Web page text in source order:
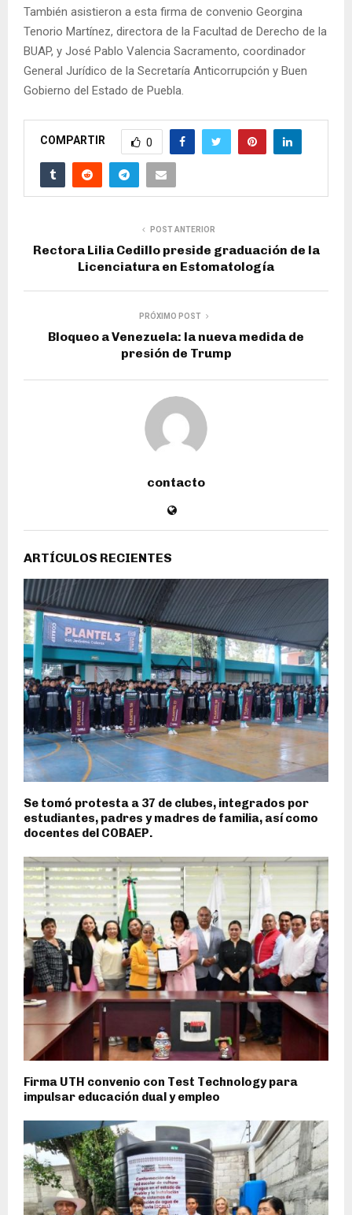
También asistieron a esta firma de convenio Georgina
Tenorio Martínez, directora de la Facultad de Derecho de la
BUAP, y José Pablo Valencia Sacramento, coordinador
General Jurídico de la Secretaría Anticorrupción y Buen
Gobierno del Estado de Puebla.
COMPARTIR 0
POST ANTERIOR
Rectora Lilia Cedillo preside graduación de la
Licenciatura en Estomatología
PRÓXIMO POST
Bloqueo a Venezuela: la nueva medida de
presión de Trump
contacto
ARTÍCULOS RECIENTES
Se tomó protesta a 37 de clubes, integrados por
estudiantes, padres y madres de familia, así como
docentes del COBAEP.
Firma UTH convenio con Test Technology para
impulsar educación dual y empleo